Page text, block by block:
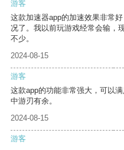
游客
这款加速器app的加速效果非常
况了。我以前玩游戏经常会输，
不少。
2024-08-15
游客
这款app的功能非常强大，可以
中游刃有余。
2024-08-15
游客